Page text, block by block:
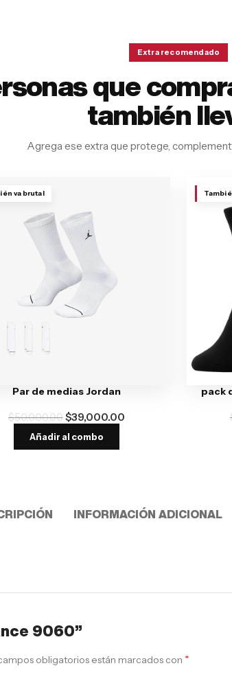
Extra recomendado
que
también
Agrega ese extra que protege,
va brutal
Par de medias Jordan
$50,000.00$39,000.00
Añadir al combo
pack
INFORMACIÓN ADICIONAL
9060”
obligatorios están marcados con *